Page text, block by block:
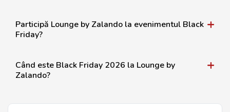
Participă Lounge by Zalando la evenimentul Black
Friday?
Când este Black Friday 2026 la Lounge by
Zalando?